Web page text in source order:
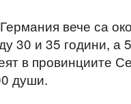
вече са
30 и 35 години, а
в провинциите
души.